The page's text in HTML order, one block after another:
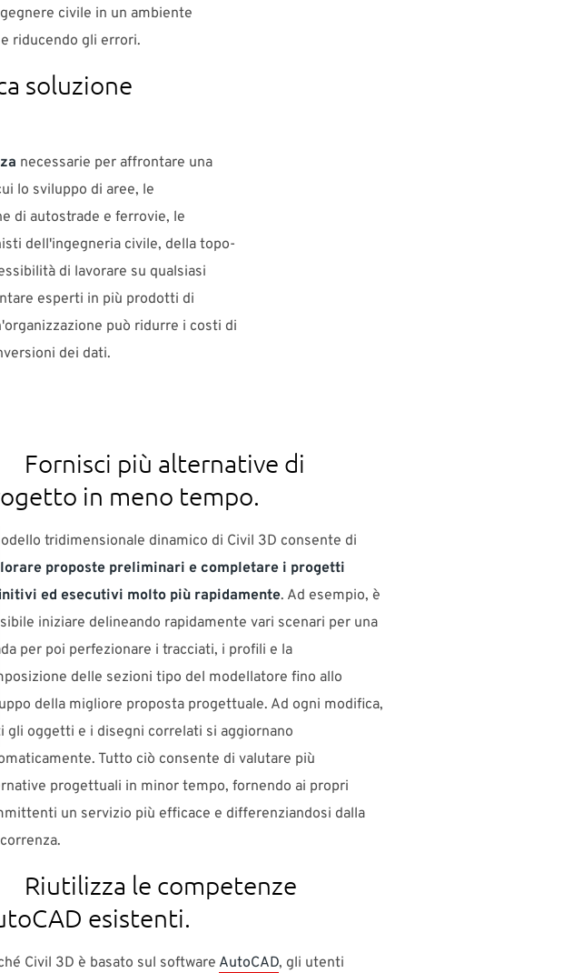
civile in un ambiente
riducendo gli errori.
soluzione
necessarie per affrontare una
lo sviluppo di aree, le
di autostrade e ferrovie, le
dell'ingegneria civile, della topo-
di lavorare su qualsiasi
esperti in più prodotti di
può ridurre i costi di
dei dati.
Fornisci più alternative di
in meno tempo.
tridimensionale dinamico di Civil 3D consente di
proposte preliminari e completare i progetti
ed esecutivi molto più rapidamente. Ad esempio, è
iniziare delineando rapidamente vari scenari per una
per poi perfezionare i tracciati, i profili e la
delle sezioni tipo del modellatore fino allo
della migliore proposta progettuale. Ad ogni modifica,
gli oggetti e i disegni correlati si aggiornano
Tutto ciò consente di valutare più
progettuali in minor tempo, fornendo ai propri
un servizio più efficace e differenziandosi dalla
Riutilizza le competenze
esistenti.
Civil 3D è basato sul software AutoCAD, gli utenti